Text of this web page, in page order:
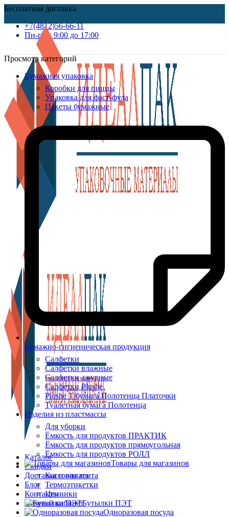
Бесплатная доставка
+7(4812)56-66-11
Пн-пт c 9:00 до 17:00
Каталог
Скидки
Доставка и оплата
Блог
Контакты
Личный кабинет
Просмотр категорий
Бумажная упаковка
Коробки для пиццы
Упаковка для фаст-фуда
Пакеты бумажные
Бумажно-гигиеническая продукция
Салфетки
Салфетки влажные
Салфетки ажурные
Салфетки Plushe
Plushe Т/бумага Полотенца Платочки
Туалетная бумага Полотенца
Изделия из пластмассы
Для уборки
Ёмкость для продуктов ПРАКТИК
Ёмкость для продуктов прямоугольная
Ёмкость для продуктов РОЛЛ
Товары для магазинов
Кассовая лента
Термоэтикетки
Ценники
Бутылки ПЭТ
Одноразовая посуда